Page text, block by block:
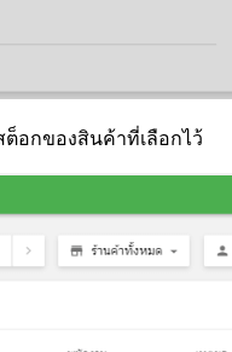
อกของสินค้าที่เลือกไว้